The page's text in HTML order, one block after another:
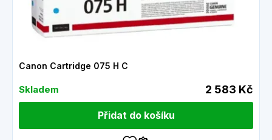
Canon Cartridge 075 H C
Skladem 2 583 Kč
Přidat do košíku